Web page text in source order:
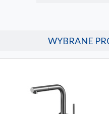
WYBRANE